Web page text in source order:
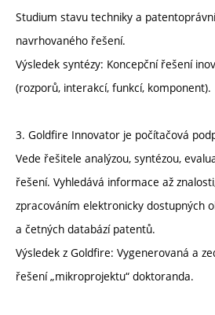
Studium stavu techniky a
navrhovaného řešení.
Výsledek syntézy: Koncepční řešení
(rozporů, interakcí, funkcí, komponent).
3. Goldfire Innovator je počítačová
Vede řešitele analýzou, syntézou,
řešení. Vyhledává informace až
zpracováním elektronicky dostupných
a četných databází patentů.
Výsledek z Goldfire: Vygenerovaná a
řešení „mikroprojektu“ doktoranda.